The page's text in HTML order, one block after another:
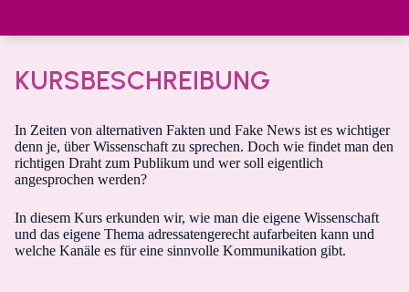
KURSBESCHREIBUNG
In Zeiten von alternativen Fakten und Fake News ist es wichtiger
denn je, über Wissenschaft zu sprechen. Doch wie findet man den
richtigen Draht zum Publikum und wer soll eigentlich
angesprochen werden?
In diesem Kurs erkunden wir, wie man die eigene Wissenschaft
und das eigene Thema adressatengerecht aufarbeiten kann und
welche Kanäle es für eine sinnvolle Kommunikation gibt.